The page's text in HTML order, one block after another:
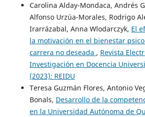
Carolina Alday-Mondaca, Andrés
Alfonso Urzúa-Morales, Rodrigo
Irarrázabal, Anna Wlodarczyk, El
la motivación en el bienestar
carrera no deseada , Revista
Investigación en Docencia
(2023): REIDU
Teresa Guzmán Flores, Antonio
Bonals, Desarrollo de la
en la Universidad Autónoma de